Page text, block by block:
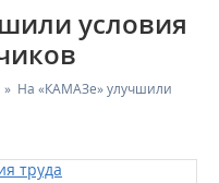
условия
» На «КАМАЗе» улучшили